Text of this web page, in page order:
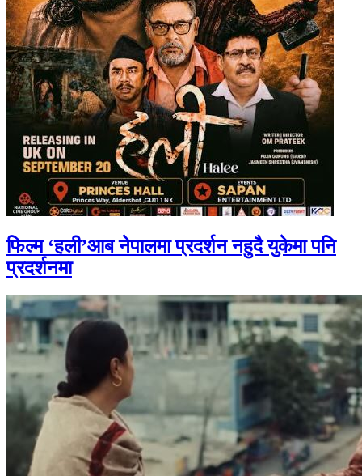
फिल्म ‘हली’आब नेपालमा प्रदर्शन नहुदै युकेमा पनि
प्रदर्शनमा